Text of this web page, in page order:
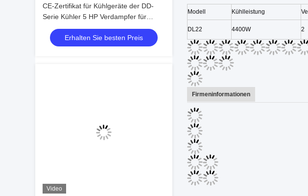
CE-Zertifikat für Kühlgeräte der DD-
Serie Kühler 5 HP Verdampfer für
Kühlräume
Erhalten Sie besten Preis
Video
Modell Kühlleistung
DL22 4400W 2
Firmeninformationen